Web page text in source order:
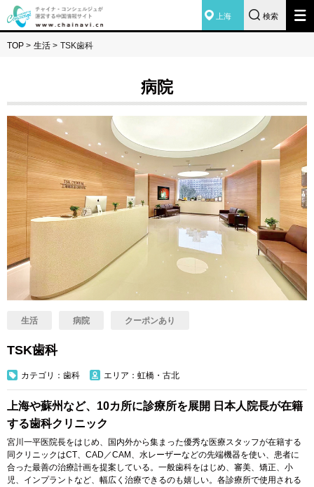
上海 検索
TOP > 生活 > TSK歯科
病院
生活 病院 クーポンあり
TSK歯科
カテゴリ：歯科 エリア：虹橋・古北
上海や蘇州など、10カ所に診療所を展開 日本人院長が在籍
する歯科クリニック
宮川一平医院長をはじめ、国内外から集まった優秀な医療スタッフが在籍する
同クリニックはCT、CAD／CAM、水レーザーなどの先端機器を使い、患者に
合った最善の治療計画を提案している。一般歯科をはじめ、審美、矯正、小
児、インプラントなど、幅広く治療できるのも嬉しい。各診療所で使用される